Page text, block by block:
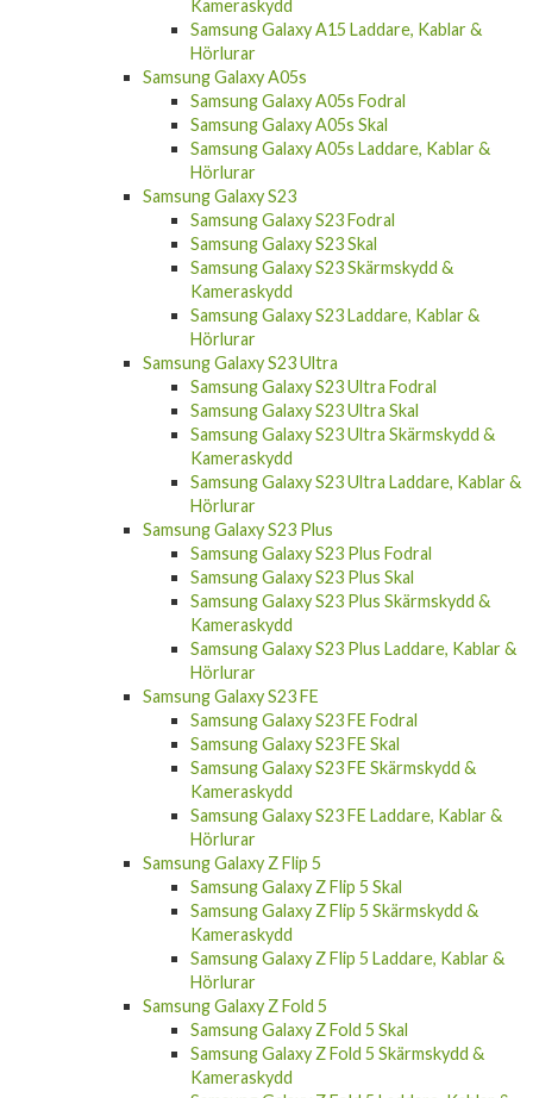
Samsung Galaxy A15 Fodral
Samsung Galaxy A15 Skal
Samsung Galaxy A15 Skärmskydd &
Kameraskydd
Samsung Galaxy A15 Laddare, Kablar &
Hörlurar
Samsung Galaxy A05s
Samsung Galaxy A05s Fodral
Samsung Galaxy A05s Skal
Samsung Galaxy A05s Laddare, Kablar &
Hörlurar
Samsung Galaxy S23
Samsung Galaxy S23 Fodral
Samsung Galaxy S23 Skal
Samsung Galaxy S23 Skärmskydd &
Kameraskydd
Samsung Galaxy S23 Laddare, Kablar &
Hörlurar
Samsung Galaxy S23 Ultra
Samsung Galaxy S23 Ultra Fodral
Samsung Galaxy S23 Ultra Skal
Samsung Galaxy S23 Ultra Skärmskydd &
Kameraskydd
Samsung Galaxy S23 Ultra Laddare, Kablar &
Hörlurar
Samsung Galaxy S23 Plus
Samsung Galaxy S23 Plus Fodral
Samsung Galaxy S23 Plus Skal
Samsung Galaxy S23 Plus Skärmskydd &
Kameraskydd
Samsung Galaxy S23 Plus Laddare, Kablar &
Hörlurar
Samsung Galaxy S23 FE
Samsung Galaxy S23 FE Fodral
Samsung Galaxy S23 FE Skal
Samsung Galaxy S23 FE Skärmskydd &
Kameraskydd
Samsung Galaxy S23 FE Laddare, Kablar &
Hörlurar
Samsung Galaxy Z Flip 5
Samsung Galaxy Z Flip 5 Skal
Samsung Galaxy Z Flip 5 Skärmskydd &
Kameraskydd
Samsung Galaxy Z Flip 5 Laddare, Kablar &
Hörlurar
Samsung Galaxy Z Fold 5